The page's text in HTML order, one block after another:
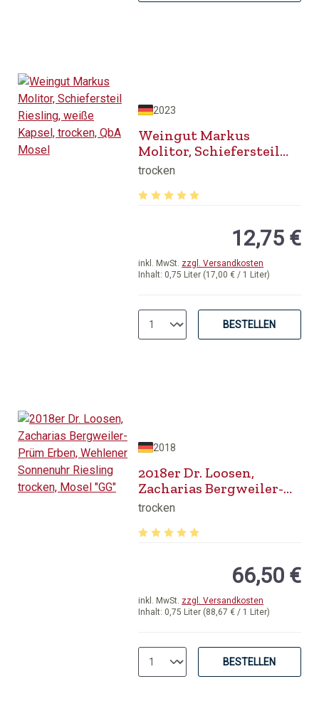
2023
Weingut Markus
Molitor, Schiefersteil
Riesling, weiße Kapsel,
trocken
Inhalt: 0,75 Liter (17,00 € / 1 Liter)
inkl. MwSt. zzgl. Versandkosten
12,75 €
BESTELLEN
2018
2018er Dr. Loosen,
Zacharias Bergweiler-
Prüm Erben, Wehlener
trocken, Mosel "GG"
trocken
Inhalt: 0,75 Liter (88,67 € / 1 Liter)
inkl. MwSt. zzgl. Versandkosten
66,50 €
BESTELLEN